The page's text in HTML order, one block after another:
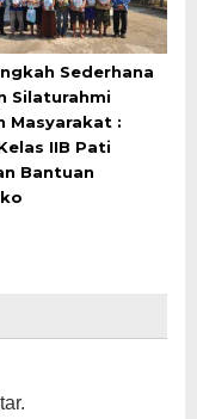
Sederhana
Silaturahmi
Masyarakat :
IIB Pati
Bantuan